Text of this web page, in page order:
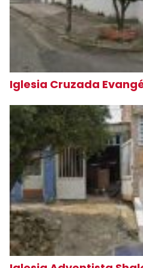
Iglesia Cruzada